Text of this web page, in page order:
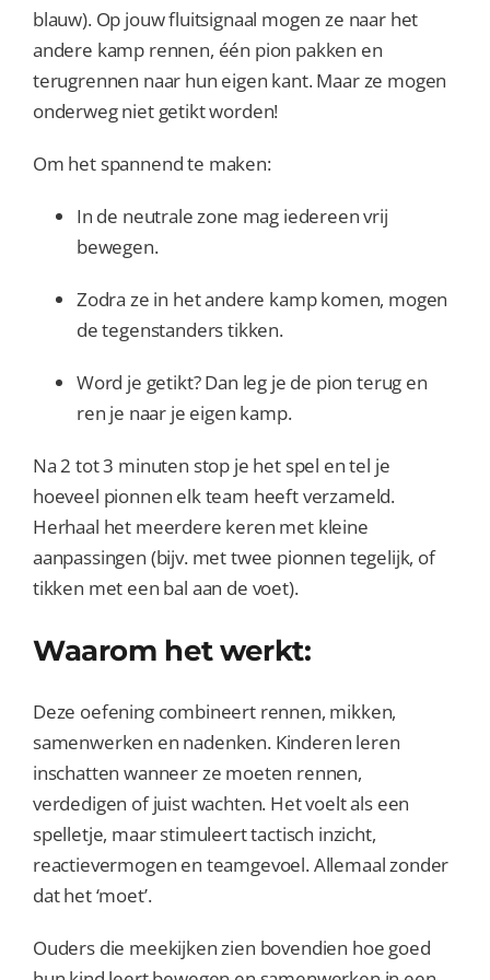
blauw). Op jouw fluitsignaal mogen ze naar het
andere kamp rennen, één pion pakken en
terugrennen naar hun eigen kant. Maar ze mogen
onderweg niet getikt worden!
Om het spannend te maken:
In de neutrale zone mag iedereen vrij
bewegen.
Zodra ze in het andere kamp komen, mogen
de tegenstanders tikken.
Word je getikt? Dan leg je de pion terug en
ren je naar je eigen kamp.
Na 2 tot 3 minuten stop je het spel en tel je
hoeveel pionnen elk team heeft verzameld.
Herhaal het meerdere keren met kleine
aanpassingen (bijv. met twee pionnen tegelijk, of
tikken met een bal aan de voet).
Waarom het werkt:
Deze oefening combineert rennen, mikken,
samenwerken en nadenken. Kinderen leren
inschatten wanneer ze moeten rennen,
verdedigen of juist wachten. Het voelt als een
spelletje, maar stimuleert tactisch inzicht,
reactievermogen en teamgevoel. Allemaal zonder
dat het ‘moet’.
Ouders die meekijken zien bovendien hoe goed